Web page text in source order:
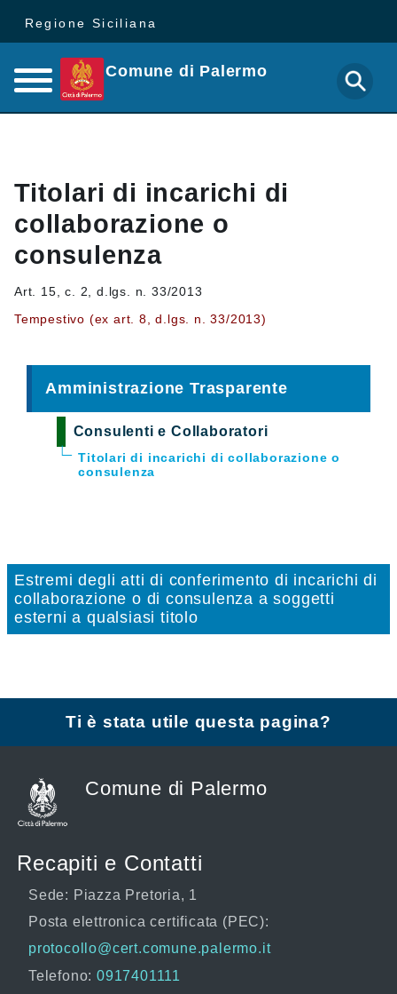
Regione Siciliana
Comune di Palermo
Titolari di incarichi di
collaborazione o
consulenza
Art. 15, c. 2, d.lgs. n. 33/2013
Tempestivo (ex art. 8, d.lgs. n. 33/2013)
Amministrazione Trasparente
Consulenti e Collaboratori
Titolari di incarichi di collaborazione o
consulenza
Estremi degli atti di conferimento di incarichi di
collaborazione o di consulenza a soggetti
esterni a qualsiasi titolo
Ti è stata utile questa pagina?
Comune di Palermo
Recapiti e Contatti
Sede: Piazza Pretoria, 1
Posta elettronica certificata (PEC):
protocollo@cert.comune.palermo.it
Telefono: 0917401111